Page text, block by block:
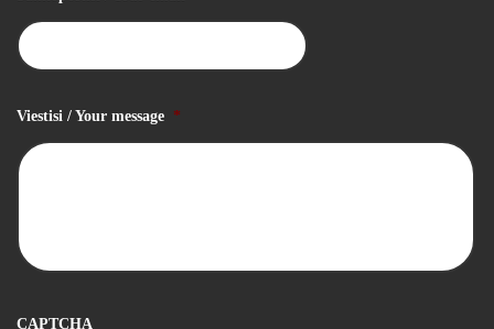
Viestisi / Your message *
CAPTCHA